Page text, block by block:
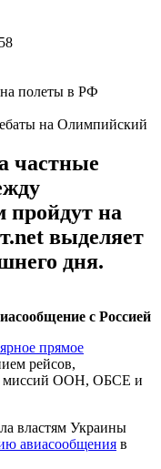
на Олимпийский
частные
пройдут на
выделяет
дня.
с Россией
прямое
рейсов,
миссий ООН, ОБСЕ и
властям Украины
авиасообщения в